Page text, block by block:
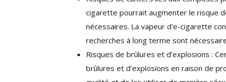
cigarette pourrait augmenter le risque
nécessaires. La vapeur d’e-cigarette
recherches à long terme sont
Risques de brûlures et d’explosions :
brûlures et d’explosions en raison de